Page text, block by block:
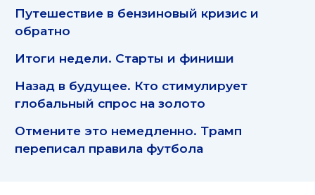
Путешествие в бензиновый кризис и
обратно
Итоги недели. Старты и финиши
Назад в будущее. Кто стимулирует
глобальный спрос на золото
Отмените это немедленно. Трамп
переписал правила футбола